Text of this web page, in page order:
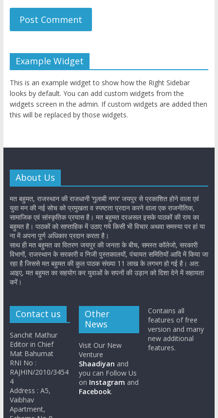
Example Widget
This is an example widget to show how the Right Sidebar
looks by default. You can add custom widgets from the
widgets screen in the admin. If custom widgets are added then
this will be replaced by those widgets.
About Us
मत बहुमत, राजस्थान की राजधानी ‘गुलाबी नगर’ जयपुर से प्रकाशित होने वाला एवं
युवा मन की नई सोच को प्रमुखता व स्पष्टता प्रदान करने वाला एक राजनीतिक,
सामाजिक एवं सांस्कृतिक प्रयास है। मत बहुमत दरअसल इसके पाठकों की राय का
बहुमत है। पाठकों को साप्ताहिक में उठाए गये किसी भी विचार अथवा समस्या पर हां या
ना में अपना पूर्ण अधिकार प्रदान करता है।
साथ ही मत बहुमत का वितरण जयपुर की जनता के बीच, समस्त कॉलेजो, सरकारी
विभागों, राजस्थान के सरकारी व निजी पुस्तकालयों, पंचायत समितियों आदि में किया जा
रहा है जिससे मत बहुमत की कुल पाठक संख्या 11 लाख के लगभग हो गई है। अत:
आइए, मत बहुमत का सहयोग कर युवाओं के सपनों की उड़ान को दिशा देने में सहायता
करें।
Contact us
Sanchit Mathur
Editor in Chief
Mat Bahumat
RNI No :
RAJHIN/2010/3454
4
Address : A5,
Vaibhav
Apartment,
Other
News
Visit Our New
Venture
Shaadiyan and
you can Follow Us
on Instagram and
Facebook.
Contains all
features of free
version and many
new additional
features.